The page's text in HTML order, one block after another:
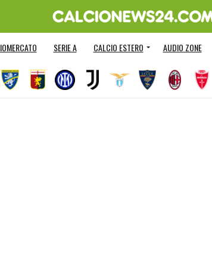
SERIE A CALCIO ESTERO AUDIO ZONE